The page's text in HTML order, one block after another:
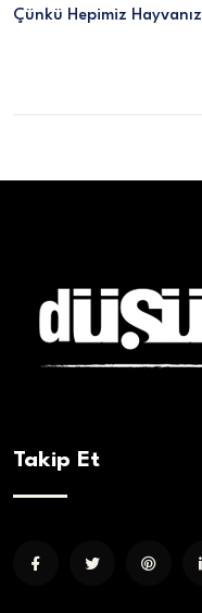
Çünkü Hepimiz Hayvanız
Takip Et